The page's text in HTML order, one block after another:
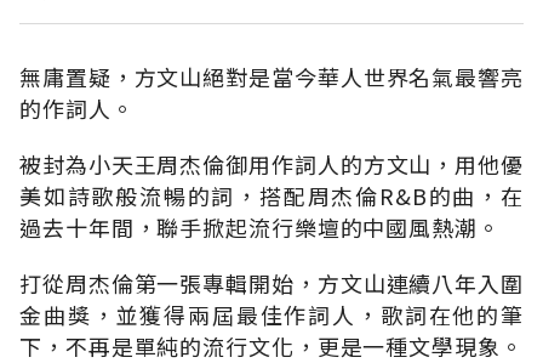
無庸置疑，方文山絕對是當今華人世界名氣最響亮
的作詞人。
被封為小天王周杰倫御用作詞人的方文山，用他優
美如詩歌般流暢的詞，搭配周杰倫R&B的曲，在
過去十年間，聯手掀起流行樂壇的中國風熱潮。
打從周杰倫第一張專輯開始，方文山連續八年入圍
金曲獎，並獲得兩屆最佳作詞人，歌詞在他的筆
下，不再是單純的流行文化，更是一種文學現象。